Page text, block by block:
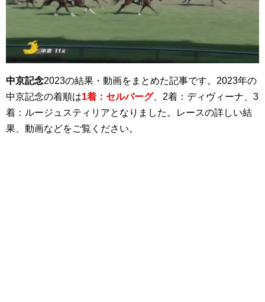
中京記念2023の結果・動画をまとめた記事です。2023年の
中京記念の着順は1着：セルバーグ、2着：ディヴィーナ、3
着：ルージュスティリアとなりました。レースの詳しい結
果、動画などをご覧ください。